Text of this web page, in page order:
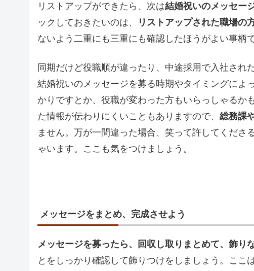
リストアップができたら、次は結婚祝いのメッセー
ックしておきたいのは、
リストアップされた職場の
ないよう二重にも三重にも確認したほうがよい事柄で
同期だけど役職順が違ったり、中途採用で入社され
結婚祝いのメッセージを募る時期やタイミングによ
かりですとか、役職が変わった方もいらっしゃるか
た情報が伝わりにくいこともありますので、 総務課
ません。万が一間違った場合、笑って許してくださ
ゃいます。ここも気をつけましょう。
メッセージをまとめ、完成させよう
メッセージを募ったら、回収し取りまとめて、飾り
とをしっかり確認して飾りつけをしましょう。ここ